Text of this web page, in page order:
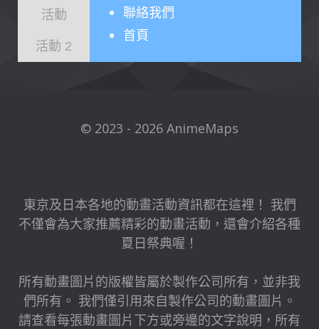
活動
活動 2
聯絡我們
首頁
© 2023 - 2026 AnimeMaps
東京及日本各地的動畫活動資訊都在這裡！ 我們
不僅會為大家推薦精彩的動畫活動，還會介紹各種
夏日祭典喔！
所有動畫圖片的版權皆屬於製作公司所有，並非我
們所有。 我們僅引用來自製作公司的動畫圖片。
請查看每張動畫圖片下方或旁邊的文字說明，所有